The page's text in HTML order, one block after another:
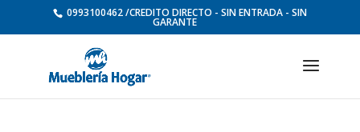
0993100462 /CREDITO DIRECTO - SIN ENTRADA - SIN
GARANTE